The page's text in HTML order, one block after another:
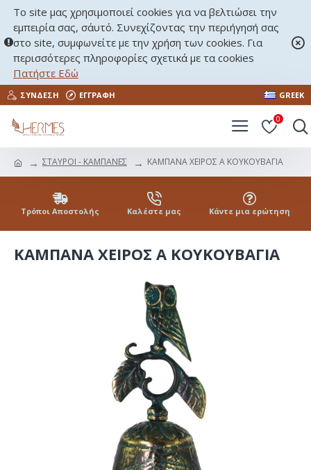
Το site μας χρησιμοποιεί cookies για να βελτιώσει την
εμπειρία σας, σ΄αυτό. Συνεχίζοντας την περιήγησή σας
στο site, συμφωνείτε με την χρήση των cookies. Για
περισσότερες πληροφορίες σχετικά με τα cookies
Πατήστε Εδώ
ΣΎΝΔΕΣΗ ΕΓΓΡΑΦΉ GREEK
0
ΣΤΑΥΡΟΙ - KΑΜΠΑΝΕΣ ΚΑΜΠΑΝΑ ΧΕΙΡΟΣ Α ΚΟΥΚΟΥΒΑΓΙΑ
Τρόποι Αποστολής Καλέστε μας Κάντε μια ερώτηση
ΚΑΜΠΑΝΑ ΧΕΙΡΟΣ Α ΚΟΥΚΟΥΒΑΓΙΑ